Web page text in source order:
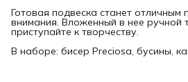
Готовая подвеска станет
внимания. Вложенный в нее ручной
приступайте к творчеству.
В наборе: бисер Preciosa, бусины,